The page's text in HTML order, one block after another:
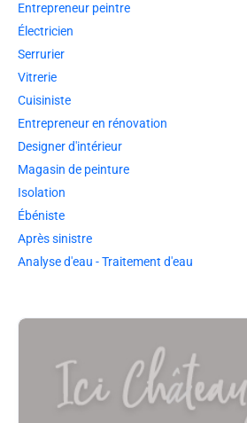
Entrepreneur peintre
Électricien
Serrurier
Vitrerie
Cuisiniste
Entrepreneur en rénovation
Designer d'intérieur
Magasin de peinture
Isolation
Ébéniste
Après sinistre
Analyse d'eau - Traitement d'eau